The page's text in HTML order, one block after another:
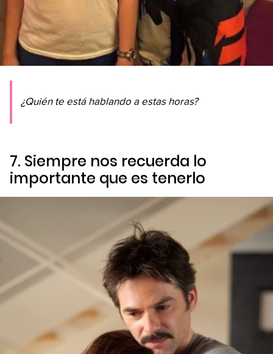
¿Quién te está hablando a estas horas?
7. Siempre nos recuerda lo
importante que es tenerlo